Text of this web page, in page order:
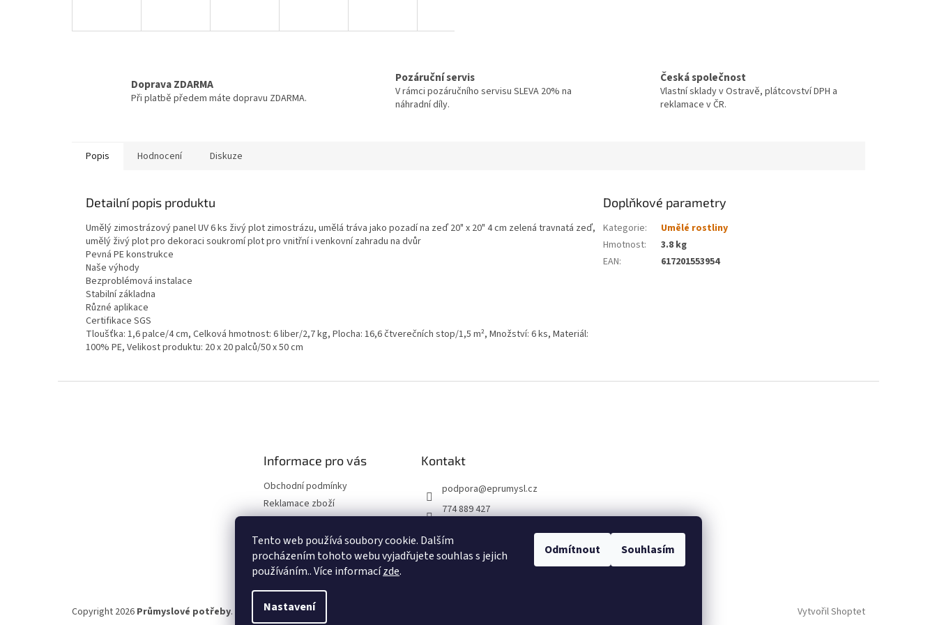
Tento web používá soubory cookie. Dalším
procházením tohoto webu vyjadřujete souhlas s jejich
používáním.. Více informacízde.
Nastavení
Odmítnout Souhlasím
Doprava ZDARMA
Při platbě předem máte dopravu ZDARMA.
Pozáruční servis
V rámci pozáručního servisu SLEVA 20% na
náhradní díly.
Česká společnost
Vlastní sklady v Ostravě, plátcovství DPH a
reklamace v ČR.
Popis Hodnocení Diskuze
Detailní popis produktu
Umělý zimostrázový panel UV 6 ks živý plot zimostrázu, umělá tráva jako pozadí na zeď 20" x 20" 4 cm zelená travnatá zeď,
umělý živý plot pro dekoraci soukromí plot pro vnitřní i venkovní zahradu na dvůr
Pevná PE konstrukce
Naše výhody
Bezproblémová instalace
Stabilní základna
Různé aplikace
Certifikace SGS
Tloušťka: 1,6 palce/4 cm, Celková hmotnost: 6 liber/2,7 kg, Plocha: 16,6 čtverečních stop/1,5 m², Množství: 6 ks, Materiál:
100% PE, Velikost produktu: 20 x 20 palců/50 x 50 cm
Doplňkové parametry
Kategorie:
Umělé rostliny
Hmotnost:
3.8 kg
EAN: 617201553954
Informace pro vás
Obchodní podmínky
Reklamace zboží
Kontakty
Moje objednávka
Kontakt
podpora@eprumysl.cz
774 889 427
Vytvořil Shoptet
Copyright 2026 Průmyslové potřeby. Všechna práva vyhrazena.